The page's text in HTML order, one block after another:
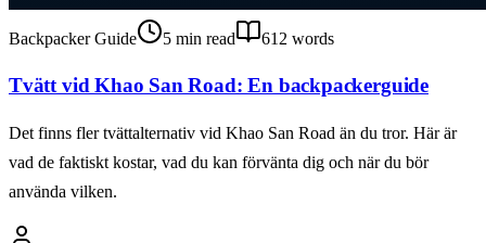
Backpacker Guide 5 min read 612 words
Tvätt vid Khao San Road: En backpackerguide
Det finns fler tvättalternativ vid Khao San Road än du tror. Här är
vad de faktiskt kostar, vad du kan förvänta dig och när du bör
använda vilken.